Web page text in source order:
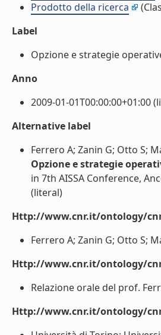
Prodotto della ricerca
Label
Opzione e strategie
Anno
2009-01-01T00:00:00+01:00
Alternative label
Ferrero A; Zanin G; Otto S;
Opzione e strategie
in 7th AISSA Conference,
(literal)
Http://www.cnr.it/ontology/
Ferrero A; Zanin G; Otto S;
Http://www.cnr.it/ontology/
Relazione orale del prof.
Http://www.cnr.it/ontology/